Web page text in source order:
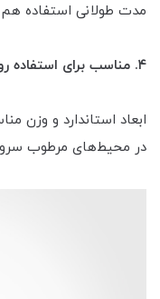
مدت طولانی استفاده
۴. مناسب برای استفاده روزمره
ابعاد استاندارد و وزن
در محیط‌های مرطوب